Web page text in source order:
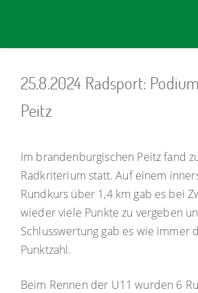
25.8.2024 Radsport:
Peitz
Im brandenburgischen Peitz fand
Radkriterium statt. Auf einem
Rundkurs über 1,4 km gab es bei
wieder viele Punkte zu vergeben
Schlusswertung gab es wie immer
Punktzahl.
Beim Rennen der U11 wurden 6